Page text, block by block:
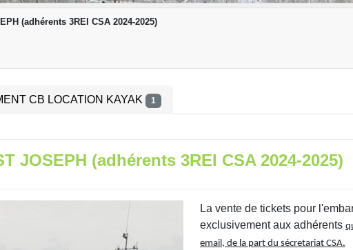
(adhérents 3REI CSA 2024-2025)
CB LOCATION KAYAK 1
JOSEPH (adhérents 3REI CSA 2024-2025)
La vente de tickets pour
exclusivement aux adhérents
email, de la part du sécretariat CSA.